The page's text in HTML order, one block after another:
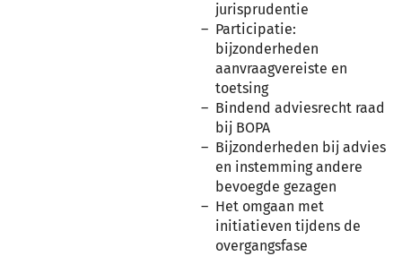
jurisprudentie
Participatie:
bijzonderheden
aanvraagvereiste en
toetsing
Bindend adviesrecht raad
bij BOPA
Bijzonderheden bij advies
en instemming andere
bevoegde gezagen
Het omgaan met
initiatieven tijdens de
overgangsfase